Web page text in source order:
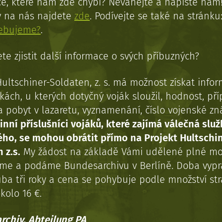
na nás najdete zde. Podívejte se také na
.
zjistit další informace o svých příbuzných?
Soldaten, z. s. má možnost získat
u kterých dotyčný voják sloužil, hodnost,
pobyt v lazaretu, vyznamenání, číslo vojenské
příslušníci vojáků, které zajímá válečná
se mohou obrátit přímo na Projekt
z.s. My žádost na základě Vámi udělené plné
a podáme Bundesarchivu v Berlíně. Doba
tři roky a cena se pohybuje podle množství
16 €.
Abteilung PA